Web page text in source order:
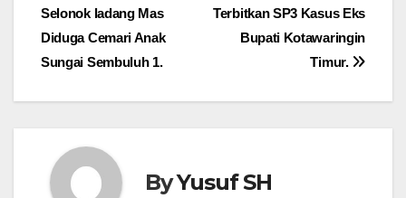
pos
Terbitkan SP3 Kasus Eks
Bupati Kotawaringin
Timur.
Selonok ladang Mas
Diduga Cemari Anak
Sungai Sembuluh 1.
ByYusuf SH